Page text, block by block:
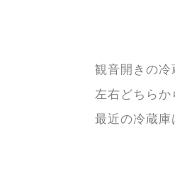
観音開きの冷
左右どちら
最近の冷蔵